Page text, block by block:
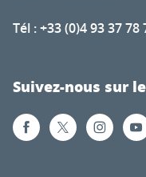
Tél : +33 (0)4 93 37 78
Suivez-nous sur